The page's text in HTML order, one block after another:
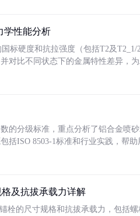
学性能分析
标硬度和抗拉强度（包括T2及
对比不同状态下的金属特性差异，为
的分级标准，重点分析了铝合金喷
括ISO 8503-1标准和行业实践，帮
及抗拔承载力详解
栓的尺寸规格和抗拔承载力，包括